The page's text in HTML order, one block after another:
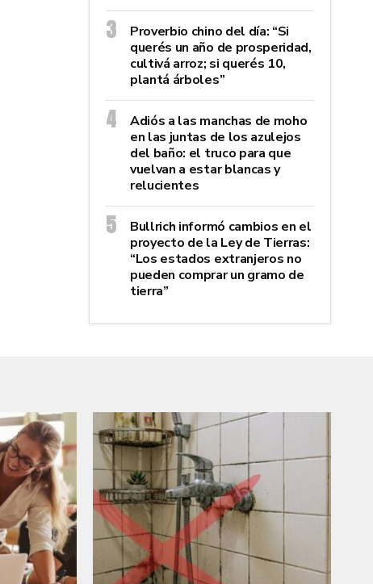
Proverbio chino del día: “Si
querés un año de prosperidad,
cultivá arroz; si querés 10,
plantá árboles”
Adiós a las manchas de moho
en las juntas de los azulejos
del baño: el truco para que
vuelvan a estar blancas y
relucientes
Bullrich informó cambios en el
proyecto de la Ley de Tierras:
“Los estados extranjeros no
pueden comprar un gramo de
tierra”